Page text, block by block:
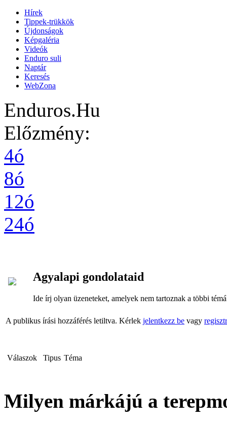
Hírek
Tippek-trükkök
Újdonságok
Képgaléria
Videók
Enduro suli
Naptár
Keresés
WebZona
Enduros.Hu
Előzmény:
4ó
8ó
12ó
24ó
Agyalapi gondolataid
Ide írj olyan üzeneteket, amelyek nem tartoznak a többi
A publikus írási hozzáférés letiltva. Kérlek jelentkezz be vagy
Válaszok Tipus Téma
Milyen márkájú a